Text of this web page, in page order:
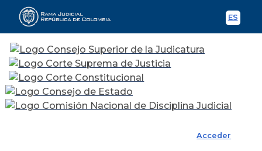
ES
Acceder